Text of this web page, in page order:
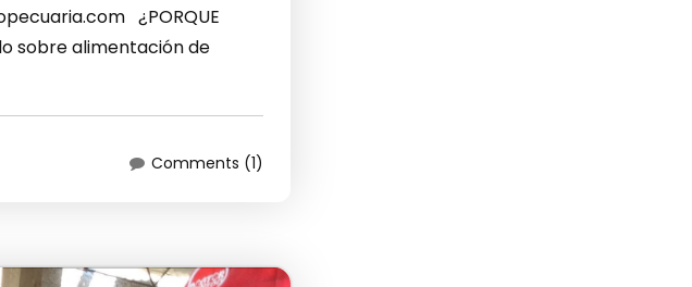
¿PORQUE
sobre alimentación de
Comments (1)